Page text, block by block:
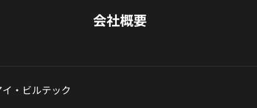
会社概要
・ビルテック